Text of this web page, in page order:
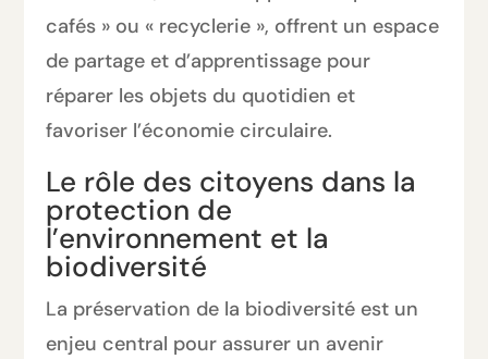
cafés » ou « recyclerie », offrent un espace
de partage et d’apprentissage pour
réparer les objets du quotidien et
favoriser l’économie circulaire.
Le rôle des citoyens dans la
protection de
l’environnement et la
biodiversité
La préservation de la biodiversité est un
enjeu central pour assurer un avenir